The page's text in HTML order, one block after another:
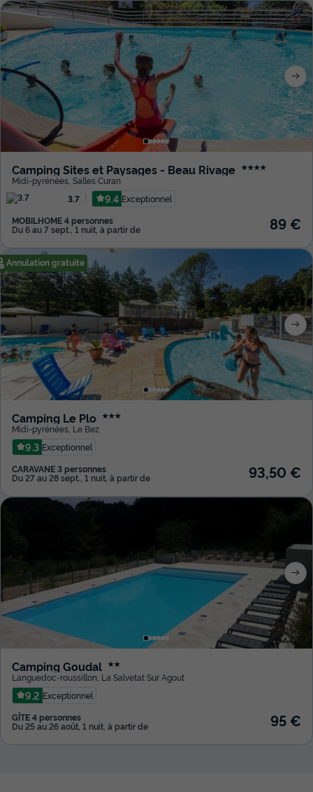
Camping Sites et Paysages - Beau Rivage ★★★★
Midi-pyrénées Salles Curan
3.7
9.4 Exceptionnel
MOBILHOME 4 personnes
Du 6 au 7 sept., 1 nuit, à partir de 89 €
Annulation gratuite
Camping Le Plo ★★★
Midi-pyrénées Le Bez
9.3 Exceptionnel
CARAVANE 3 personnes
Du 27 au 28 sept., 1 nuit, à partir de 93,50 €
Camping Goudal ★★
Languedoc-roussillon La Salvetat Sur Agout
9.2 Exceptionnel
GÎTE 4 personnes
Du 25 au 26 août, 1 nuit, à partir de 95 €